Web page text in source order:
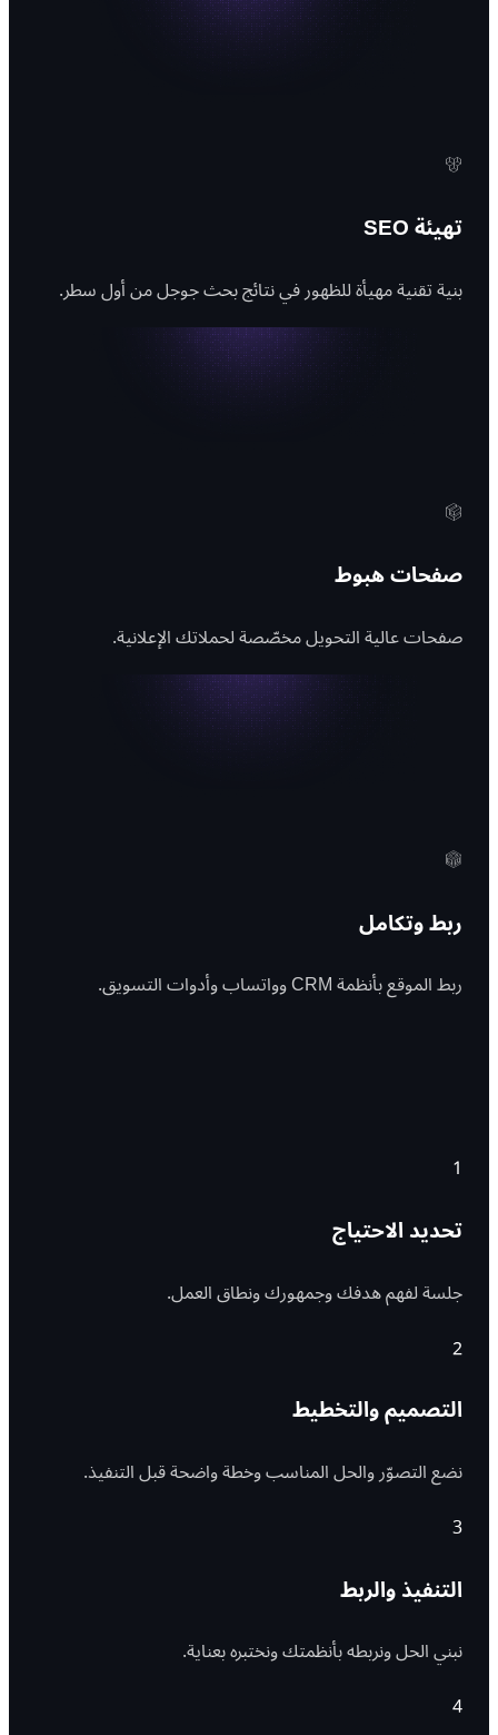
تهيئة SEO
بنية تقنية مهيأة للظهور في نتائج بحث جوجل من أول سطر.
صفحات هبوط
صفحات عالية التحويل مخصّصة لحملاتك الإعلانية.
ربط وتكامل
ربط الموقع بأنظمة CRM وواتساب وأدوات التسويق.
1
تحديد الاحتياج
جلسة لفهم هدفك وجمهورك ونطاق العمل.
2
التصميم والتخطيط
نضع التصوّر والحل المناسب وخطة واضحة قبل التنفيذ.
3
التنفيذ والربط
نبني الحل ونربطه بأنظمتك ونختبره بعناية.
4